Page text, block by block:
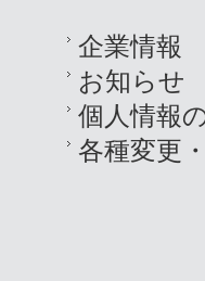
企業情報
お知らせ
個人情報
各種変更